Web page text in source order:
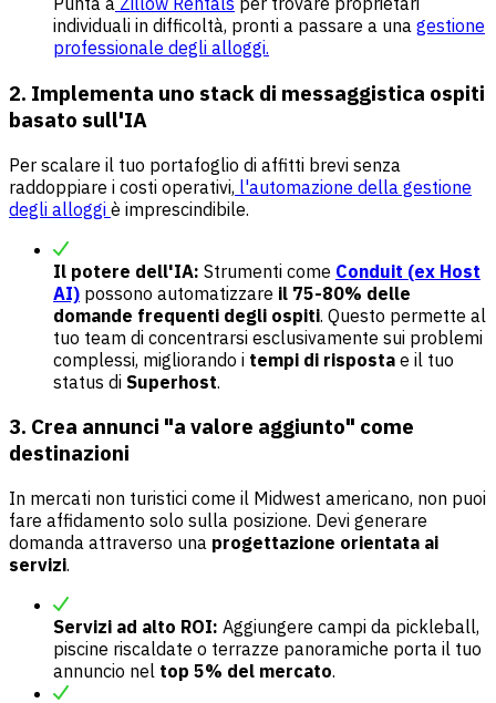
individuali in difficoltà, pronti a passare a una gestione
professionale degli alloggi.
2. Implementa uno stack di messaggistica ospiti
basato sull'IA
Per scalare il tuo portafoglio di affitti brevi senza
raddoppiare i costi operativi, l'automazione della gestione
degli alloggi è imprescindibile.
Il potere dell'IA: Strumenti come Conduit (ex Host
AI) possono automatizzare il 75-80% delle
domande frequenti degli ospiti. Questo permette al
tuo team di concentrarsi esclusivamente sui problemi
complessi, migliorando i tempi di risposta e il tuo
status di Superhost.
3. Crea annunci "a valore aggiunto" come
destinazioni
In mercati non turistici come il Midwest americano, non puoi
fare affidamento solo sulla posizione. Devi generare
domanda attraverso una progettazione orientata ai
servizi.
Servizi ad alto ROI: Aggiungere campi da pickleball,
piscine riscaldate o terrazze panoramiche porta il tuo
annuncio nel top 5% del mercato.